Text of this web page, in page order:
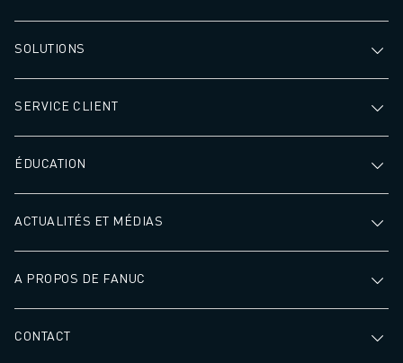
SOLUTIONS
SERVICE CLIENT
ÉDUCATION
ACTUALITÉS ET MÉDIAS
A PROPOS DE FANUC
CONTACT